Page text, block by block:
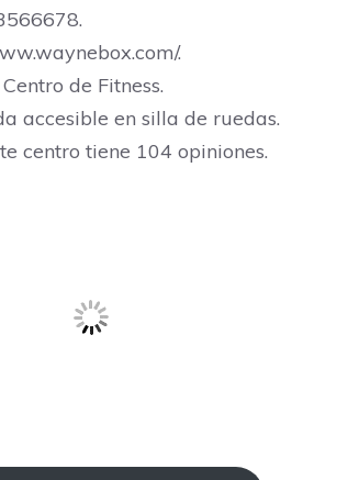
.
Centro de Fitness.
accesible en silla de ruedas.
centro tiene 104 opiniones.